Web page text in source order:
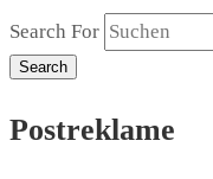
Search For
Search
Postreklame